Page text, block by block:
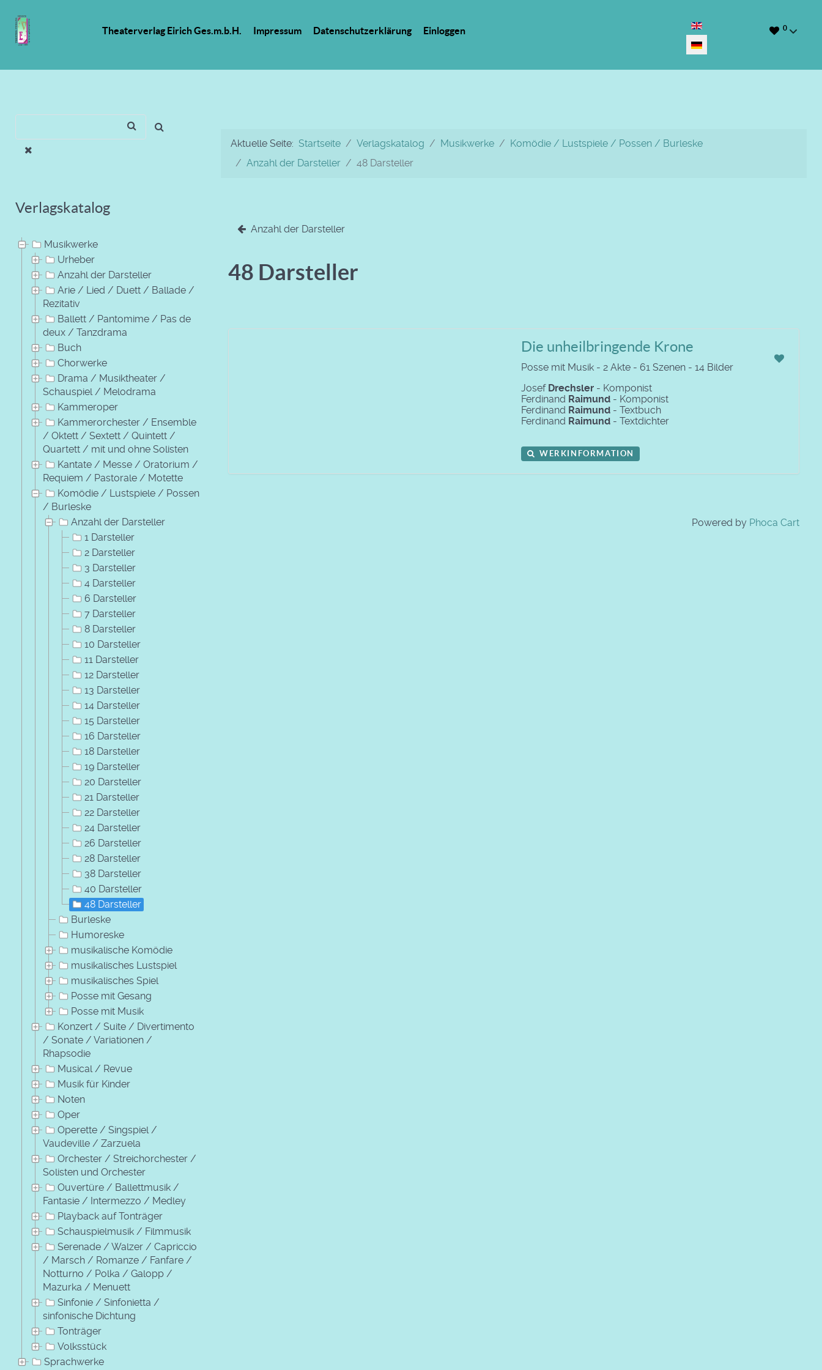
Theaterverlag Eirich Ges.m.b.H. Impressum Datenschutzerklärung Einloggen
Sprache auswählen 0
Verlagskatalog
Musikwerke
Urheber
Anzahl der Darsteller
Arie / Lied / Duett / Ballade /
Rezitativ
Ballett / Pantomime / Pas de
deux / Tanzdrama
Buch
Chorwerke
Drama / Musiktheater /
Schauspiel / Melodrama
Kammeroper
Kammerorchester / Ensemble
/ Oktett / Sextett / Quintett /
Quartett / mit und ohne Solisten
Kantate / Messe / Oratorium /
Requiem / Pastorale / Motette
Komödie / Lustspiele / Possen
/ Burleske
Anzahl der Darsteller
1 Darsteller
2 Darsteller
3 Darsteller
4 Darsteller
6 Darsteller
7 Darsteller
8 Darsteller
10 Darsteller
11 Darsteller
12 Darsteller
13 Darsteller
14 Darsteller
15 Darsteller
16 Darsteller
18 Darsteller
19 Darsteller
20 Darsteller
21 Darsteller
22 Darsteller
24 Darsteller
26 Darsteller
28 Darsteller
38 Darsteller
40 Darsteller
48 Darsteller
Burleske
Humoreske
musikalische Komödie
musikalisches Lustspiel
musikalisches Spiel
Posse mit Gesang
Posse mit Musik
Konzert / Suite / Divertimento
/ Sonate / Variationen /
Rhapsodie
Musical / Revue
Musik für Kinder
Noten
Oper
Operette / Singspiel /
Vaudeville / Zarzuela
Orchester / Streichorchester /
Solisten und Orchester
Ouvertüre / Ballettmusik /
Fantasie / Intermezzo / Medley
Playback auf Tonträger
Schauspielmusik / Filmmusik
Serenade / Walzer / Capriccio
/ Marsch / Romanze / Fanfare /
Notturno / Polka / Galopp /
Mazurka / Menuett
Sinfonie / Sinfonietta /
sinfonische Dichtung
Tonträger
Volksstück
Sprachwerke
Aktuelle Seite: Startseite Verlagskatalog Musikwerke
Komödie / Lustspiele / Possen / Burleske
Anzahl der Darsteller
48 Darsteller
Anzahl der Darsteller
48 Darsteller
Die unheilbringende Krone
Posse mit Musik - 2 Akte - 61 Szenen - 14 Bilder
Josef Drechsler - Komponist
Ferdinand Raimund - Komponist
Ferdinand Raimund - Textbuch
Ferdinand Raimund - Textdichter
WERKINFORMATION
Powered by Phoca Cart